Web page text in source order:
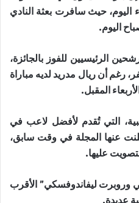
اليوم، حيث سافرت بعثة النادي
اليوم.
الرئيسيين للفوز بالجائزة،
أن ريال مدريد لديه مباراة
المقبل.
التي تُقدم لأفضل لاعب في
أعلنت عنها المجلة في وقت سابق،
وروبرت ليفاندوفسكي” الأقرب
عديدة.